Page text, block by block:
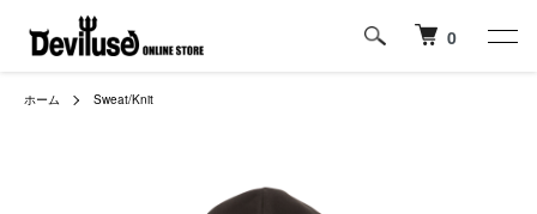
0
ホーム Sweat/Knit